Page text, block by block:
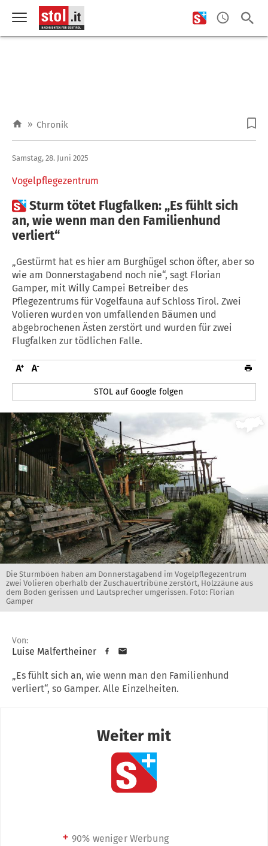
» Chronik
Vogelpflegezentrum
Samstag, 28. Juni 2025
Sturm tötet Flugfalken: „Es fühlt sich
an, wie wenn man den Familienhund
verliert“
„Gestürmt hat es hier am Burghügel schon öfter, aber so
wie am Donnerstagabend noch nie“, sagt Florian
Gamper, mit Willy Campei Betreiber des
Pflegezentrums für Vogelfauna auf Schloss Tirol. Zwei
Volieren wurden von umfallenden Bäumen und
abgebrochenen Ästen zerstört und wurden für zwei
Flugfalken zur tödlichen Falle.
STOL auf Google folgen
Die Sturmböen haben am Donnerstagabend im Vogelpflegezentrum
zwei Volieren oberhalb der Zuschauertribüne zerstört, Holzzäune aus
dem Boden gerissen und Lautsprecher umgerissen. Foto: Florian
Gamper
Von:
Luise Malfertheiner
„Es fühlt sich an, wie wenn man den Familienhund
verliert“, so Gamper. Alle Einzelheiten.